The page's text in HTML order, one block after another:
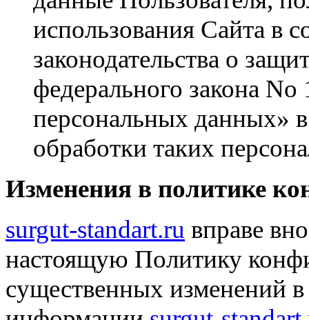
использования Сайта в
законодательства о
федерального закона
персональных данных»
обработки таких
Изменения в политике
surgut-standart.ru вправе
настоящую Политику
существенных изменений